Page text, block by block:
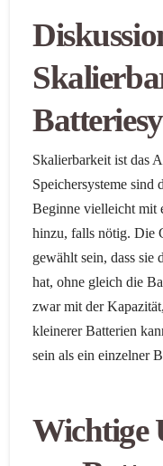
Skalierbarkeit ist das
Speichersysteme sind
Beginne vielleicht mit
hinzu, falls nötig. Die
gewählt sein, dass sie
hat, ohne gleich die
zwar mit der
kleinerer Batterien
sein als ein einzelner
Wichtige